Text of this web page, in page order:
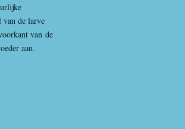
van de larve
van de
aan.